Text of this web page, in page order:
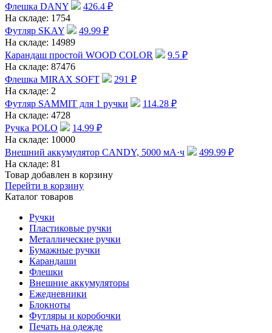
Флешка DANY
426.4 ₽
На складе: 1754
Футляр SKAY
49.99 ₽
На складе: 14989
Карандаш простой WOOD COLOR
9.5 ₽
На складе: 87476
Флешка MIRAX SOFT
291 ₽
На складе: 2
Футляр SAMMIT для 1 ручки
114.28 ₽
На складе: 4728
Ручка POLO
14.99 ₽
На складе: 10000
Внешний аккумулятор CANDY, 5000 мА·ч
499.99 ₽
На складе: 81
Товар добавлен в корзину
Перейти в корзину
Каталог товаров
Ручки
Пластиковые ручки
Металлические ручки
Бумажные ручки
Карандаши
Флешки
Внешние аккумуляторы
Ежедневники
Блокноты
Футляры и коробочки
Печать на одежде